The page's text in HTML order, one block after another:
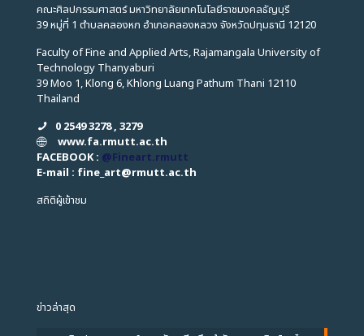
คณะศิลปกรรมศาสตร์ มหาวิทยาลัยเทคโนโลยีราชมงคลธัญบุรี
39 หมู่ที่ 1 ตำบลคลองหก อำเภอคลองหลวง จังหวัดปทุมธานี 12120
Faculty of Fine and Applied Arts, Rajamangala University of
Technology Thanyaburi
39 Moo 1, Klong 6, Khlong Luang Pathum Thani 12110
Thailand
0 2549 3278 , 3279
www.fa.rmutt.ac.th
FACEBOOK : @Fineart.rmutt
E-mail : fine_art@rmutt.ac.th
สถิติผู้เข้าชม
ข่าวล่าสุด